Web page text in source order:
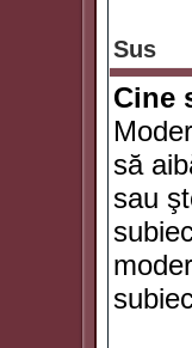
Sus
Cine
să
sau